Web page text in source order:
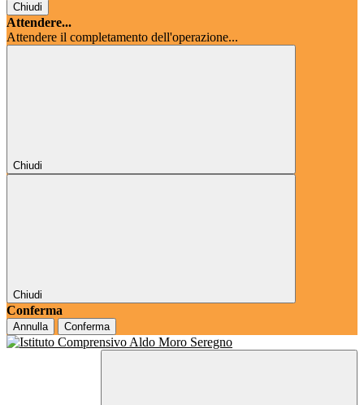
Chiudi
Attendere...
Attendere il completamento dell'operazione...
Chiudi
Chiudi
Conferma
Annulla Conferma